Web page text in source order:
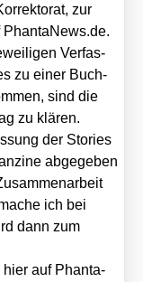
zur
Ver­fas­
zu einer Buch­
sind die
zu klä­ren.
der Sto­ries
abge­ge­ben
ich bei
dann zum
hier auf Phan­ta­